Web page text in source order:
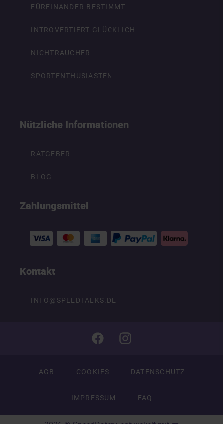
FÜREINANDER BESTIMMT
INTROVERTIERT GLÜCKLICH
NICHTRAUCHER
SPORTENTHUSIASTEN
Nützliche Informationen
RATGEBER
BLOG
Zahlungsmittel
Kontakt
INFO@SPEEDTALKS.DE
AGB COOKIES DATENSCHUTZ
IMPRESSUM FAQ